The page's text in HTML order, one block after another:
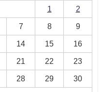
1 2
7 8 9
14 15 16
21 22 23
28 29 30